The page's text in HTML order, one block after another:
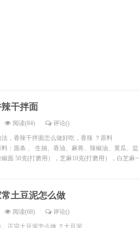
干拌面
阅读(84) 评论()
，香辣干拌面怎么做好吃，香辣 ？原料
：面条 、 生抽、香油、麻将、辣椒油、黄瓜、盐
面 50克(打磨用），芝麻10克(打磨用），白芝麻
土豆泥怎么做
阅读(68) 评论()
正宗土豆泥怎么做 ？土豆泥